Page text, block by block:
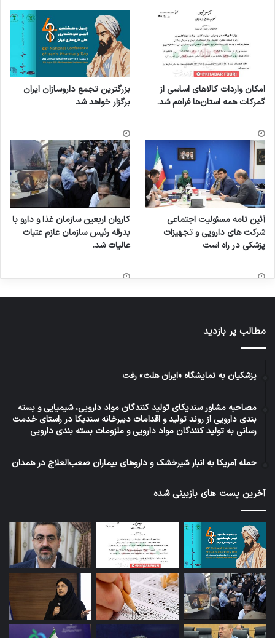
امکان واردات کالاهای اساسی از
گمرکات همه استان‌ها فراهم شد.
بزرگترین تجمع داروسازان ایران
برگزار خواهد شد
آئین نامه مسئولیت اجتماعی
شرکت های دارویی و تجهیزات
پزشکی در راه است
کاروان اربعین سازمان غذا و دارو با
بدرقه رئیس سازمان عازم عتبات
عالیات شد.
مطالب پر بازدید
پزشکیان به نمایشگاه «ایران هلث» رفت
مصاحبه مشاور سندیکای تولید کنندگان مواد دارویی، شیمیایی و بسته
بندی دارویی از روند تولید و اقدامات دبیرخانه سندیکا در راستای خدمت
رسانی به تولید کنندگان مواد دارویی و ملزومات بسته بندی دارویی
حمله آمریکا به انبار شیرخشک و داروهای بیماران صعب‌العلاج در همدان
آخرین پست های بازبینی شده